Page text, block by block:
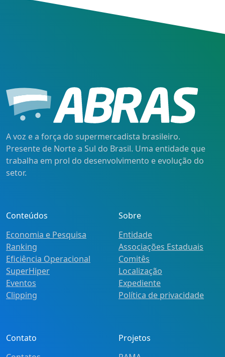
A voz e a força do supermercadista brasileiro.
Presente de Norte a Sul do Brasil. Uma entidade que
trabalha em prol do desenvolvimento e evolução do
setor.
Conteúdos
Economia e Pesquisa
Ranking
Eficiência Operacional
SuperHiper
Eventos
Clipping
Sobre
Entidade
Associações Estaduais
Comitês
Localização
Expediente
Política de privacidade
Contato
Projetos